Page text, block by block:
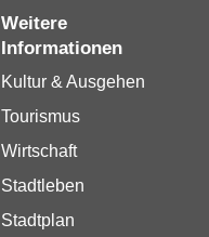
Weitere
Informationen
Kultur & Ausgehen
Tourismus
Wirtschaft
Stadtleben
Stadtplan